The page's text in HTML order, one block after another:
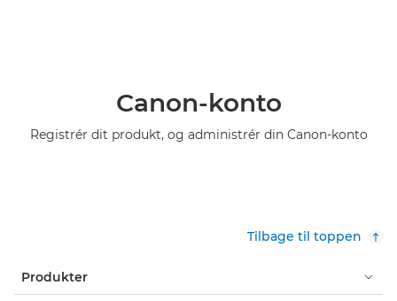
Canon-konto
Registrér dit produkt, og administrér din Canon-konto
Tilbage til toppen
Produkter